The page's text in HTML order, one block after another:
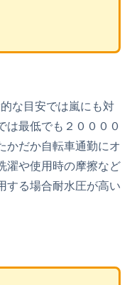
な目安では嵐にも対
は最低でも２００００
かだか自転車通勤にオ
濯や使用時の摩擦など
する場合耐水圧が高い